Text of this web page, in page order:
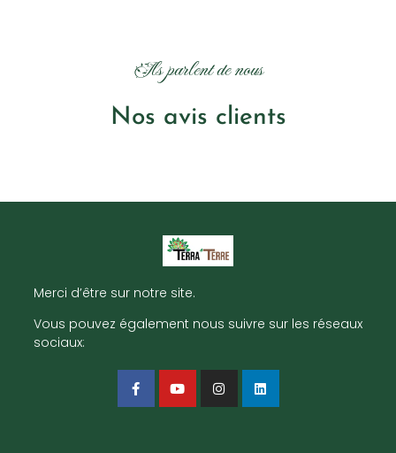
Ils parlent de nous
Nos avis clients
Merci d’être sur notre site.
Vous pouvez également nous suivre sur les réseaux
sociaux: